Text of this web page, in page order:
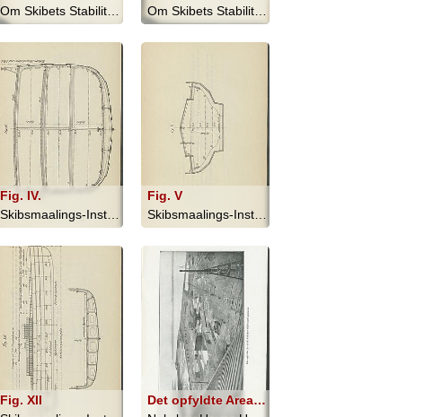
Om Skibets Stabilitet, Bevægelser I S... - 1879
Fig. IV.
Skibsmaalings-Instruktion - 1909
Fig. V
Skibsmaalings-Instruktion - 1909
Fig. XII
Det opfyldte Areal til Nakskov Skibsværft planeres